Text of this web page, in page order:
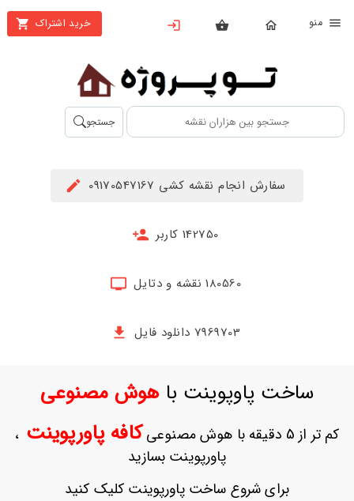
خرید اشتراک
بستن
محصولات
تهیه
اشتراک
حساب
ثبت
بازیابی
جستجو
سفارش انجام نقشه کشی 09170547167
142750 کاربر
180560 نقشه و دتایل
7969703 دانلود فایل
ساخت پاوپوینت باهوش مصنوعی
کم تر از 5 دقیقه با هوش مصنوعی کافه پاورپوینت ،
پاورپوینت بسازید
برای شروع ساخت پاورپوینت کلیک کنید